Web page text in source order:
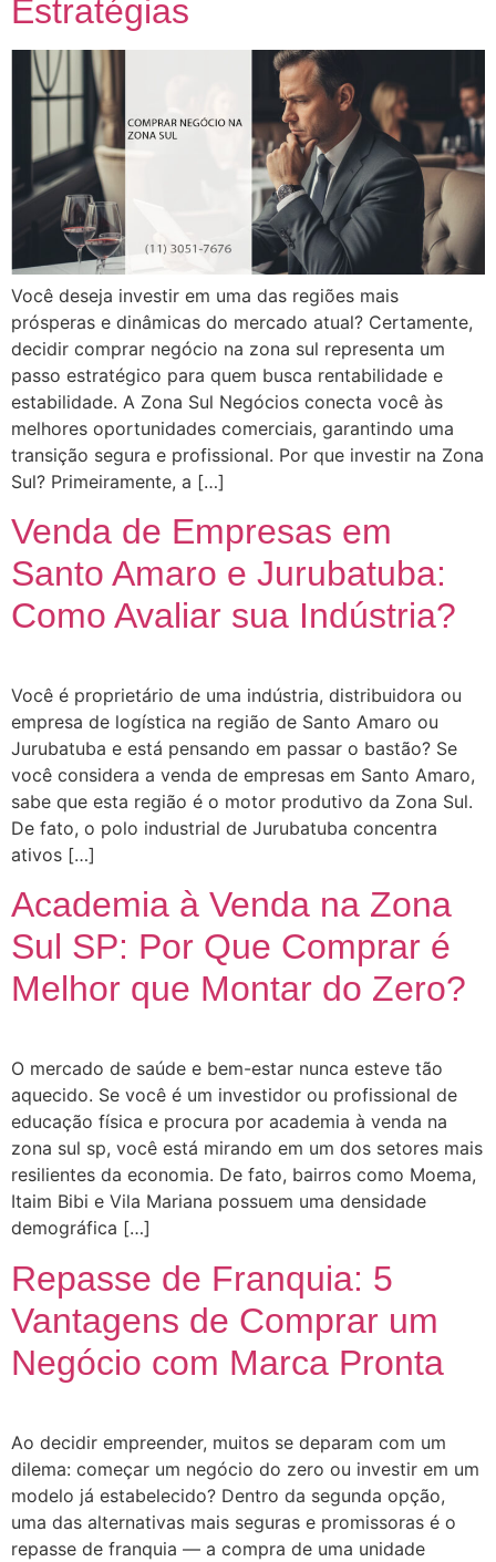
Estratégias
Você deseja investir em uma das regiões mais
prósperas e dinâmicas do mercado atual? Certamente,
decidir comprar negócio na zona sul representa um
passo estratégico para quem busca rentabilidade e
estabilidade. A Zona Sul Negócios conecta você às
melhores oportunidades comerciais, garantindo uma
transição segura e profissional. Por que investir na Zona
Sul? Primeiramente, a […]
Venda de Empresas em
Santo Amaro e Jurubatuba:
Como Avaliar sua Indústria?
Você é proprietário de uma indústria, distribuidora ou
empresa de logística na região de Santo Amaro ou
Jurubatuba e está pensando em passar o bastão? Se
você considera a venda de empresas em Santo Amaro,
sabe que esta região é o motor produtivo da Zona Sul.
De fato, o polo industrial de Jurubatuba concentra
ativos […]
Academia à Venda na Zona
Sul SP: Por Que Comprar é
Melhor que Montar do Zero?
O mercado de saúde e bem-estar nunca esteve tão
aquecido. Se você é um investidor ou profissional de
educação física e procura por academia à venda na
zona sul sp, você está mirando em um dos setores mais
resilientes da economia. De fato, bairros como Moema,
Itaim Bibi e Vila Mariana possuem uma densidade
demográfica […]
Repasse de Franquia: 5
Vantagens de Comprar um
Negócio com Marca Pronta
Ao decidir empreender, muitos se deparam com um
dilema: começar um negócio do zero ou investir em um
modelo já estabelecido? Dentro da segunda opção,
uma das alternativas mais seguras e promissoras é o
repasse de franquia — a compra de uma unidade